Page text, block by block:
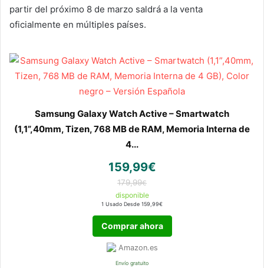
partir del próximo 8 de marzo saldrá a la venta
oficialmente en múltiples países.
Samsung Galaxy Watch Active – Smartwatch
(1,1”,40mm, Tizen, 768 MB de RAM, Memoria Interna de
4...
159,99€
179,99€
disponible
1 Usado Desde 159,99€
Comprar ahora
Amazon.es
Envío gratuito